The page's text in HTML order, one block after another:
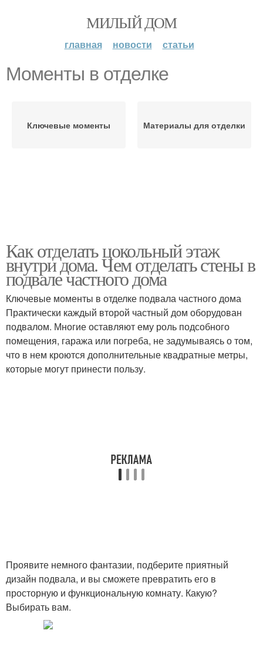
МИЛЫЙ ДОМ
главная новости статьи
Моменты в отделке
Ключевые моменты Материалы для отделки
Как отделать цокольный этаж
внутри дома. Чем отделать стены в
подвале частного дома
Ключевые моменты в отделке подвала частного дома
Практически каждый второй частный дом оборудован
подвалом. Многие оставляют ему роль подсобного
помещения, гаража или погреба, не задумываясь о том,
что в нем кроются дополнительные квадратные метры,
которые могут принести пользу.
Проявите немного фантазии, подберите приятный
дизайн подвала, и вы сможете превратить его в
просторную и функциональную комнату. Какую?
Выбирать вам.